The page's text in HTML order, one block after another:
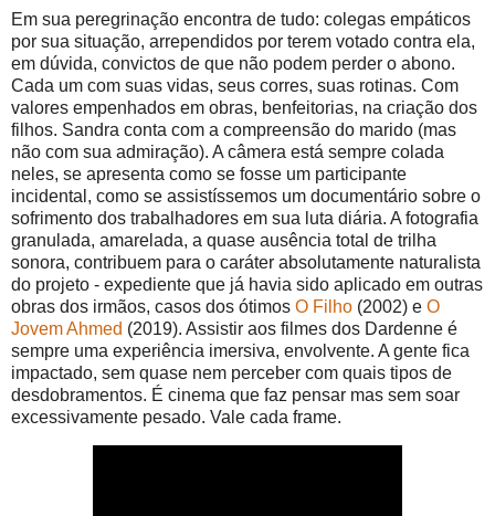
Em sua peregrinação encontra de tudo: colegas empáticos
por sua situação, arrependidos por terem votado contra ela,
em dúvida, convictos de que não podem perder o abono.
Cada um com suas vidas, seus corres, suas rotinas. Com
valores empenhados em obras, benfeitorias, na criação dos
filhos. Sandra conta com a compreensão do marido (mas
não com sua admiração). A câmera está sempre colada
neles, se apresenta como se fosse um participante
incidental, como se assistíssemos um documentário sobre o
sofrimento dos trabalhadores em sua luta diária. A fotografia
granulada, amarelada, a quase ausência total de trilha
sonora, contribuem para o caráter absolutamente naturalista
do projeto - expediente que já havia sido aplicado em outras
obras dos irmãos, casos dos ótimos O Filho (2002) e O
Jovem Ahmed (2019). Assistir aos filmes dos Dardenne é
sempre uma experiência imersiva, envolvente. A gente fica
impactado, sem quase nem perceber com quais tipos de
desdobramentos. É cinema que faz pensar mas sem soar
excessivamente pesado. Vale cada frame.